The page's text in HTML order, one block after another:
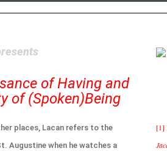
of Having and
of (Spoken)Being
places, Lacan refers to the
Augustine when he watches a
[1]